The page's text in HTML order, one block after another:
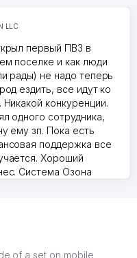
LLC
первый ПВЗ в
поселке и как люди
рады) не надо теперь
ездить, все идут ко
Никакой конкуренции.
одного сотрудника,
ему зп. Пока есть
поддержка все
Хороший
Система Озона
у нас уже есть ПВЗ.
of a set on mobile